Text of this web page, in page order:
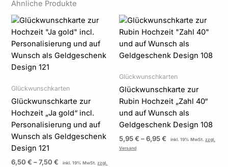
Ähnliche Produkte
Glückwunschkarten
Glückwunschkarte zur
Hochzeit „Ja gold“ incl.
Personalisierung und auf
Wunsch als Geldgeschenk
Design 121
6,50€ –7,50€
Preisspanne:
bis
7,50 €
inkl. 19% MwSt.zzgl.
Glückwunschkarten
Glückwunschkarte zur
Rubin Hochzeit „Zahl 40“
und auf Wunsch als
Geldgeschenk Design 108
5,95€ –6,95€
Preisspanne:
bis
6,95 €
inkl. 19% MwSt. zzgl.
Versand